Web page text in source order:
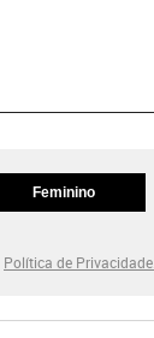
Feminino
Política de Privacidade.